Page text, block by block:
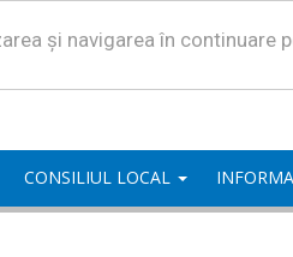
și navigarea în
CONSILIUL LOCAL